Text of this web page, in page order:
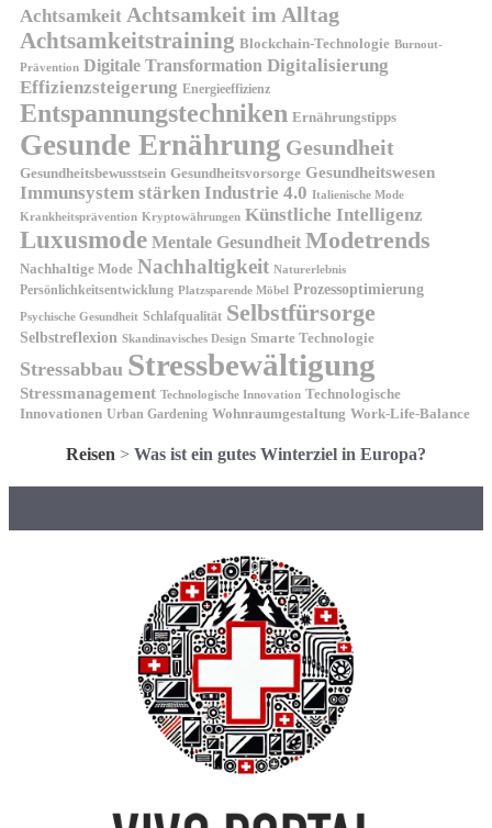
Achtsamkeit Achtsamkeit im Alltag
Achtsamkeitstraining Blockchain-Technologie Burnout-
Prävention Digitale Transformation Digitalisierung
Effizienzsteigerung Energieeffizienz
Entspannungstechniken Ernährungstipps
Gesunde Ernährung Gesundheit
Gesundheitsbewusstsein Gesundheitsvorsorge Gesundheitswesen
Immunsystem stärken Industrie 4.0 Italienische Mode
Krankheitsprävention Kryptowährungen Künstliche Intelligenz
Luxusmode Mentale Gesundheit Modetrends
Nachhaltige Mode Nachhaltigkeit Naturerlebnis
Persönlichkeitsentwicklung Platzsparende Möbel Prozessoptimierung
Psychische Gesundheit Schlafqualität Selbstfürsorge
Selbstreflexion Skandinavisches Design Smarte Technologie
Stressabbau Stressbewältigung
Stressmanagement Technologische Innovation Technologische
Innovationen Urban Gardening Wohnraumgestaltung Work-Life-Balance
Reisen > Was ist ein gutes Winterziel in Europa?